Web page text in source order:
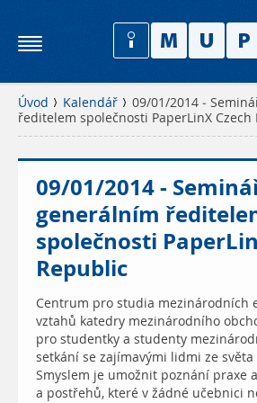
Úvod Kalendář
09/01/2014 -
ředitelem společnosti PaperLinX Czech
09/01/2014 -
generálním
společnosti
Republic
Centrum pro studia mezinárodních
vztahů katedry mezinárodního
pro studentky a studenty
setkání se zajímavými lidmi ze
Smyslem je umožnit poznání praxe
a postřehů, které v žádné učebnici